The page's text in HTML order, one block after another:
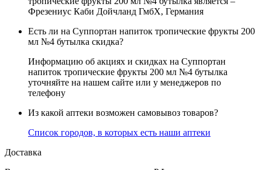
Фрезениус Каби Дойчланд ГмбХ, Германия
Есть ли на Суппортан напиток тропические фрукты 200
мл №4 бутылка скидка?
Информацию об акциях и скидках на Суппортан
напиток тропические фрукты 200 мл №4 бутылка
уточняйте на нашем сайте или у менеджеров по
телефону
Из какой аптеки возможен самовывоз товаров?
Список городов, в которых есть наши аптеки
Доставка